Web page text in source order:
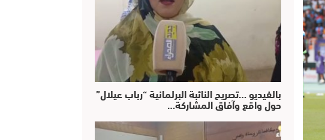
بالفيديو …تصريح النائبة البرلمانية “رباب عيلال”
حول واقع وآفاق المشاركة…